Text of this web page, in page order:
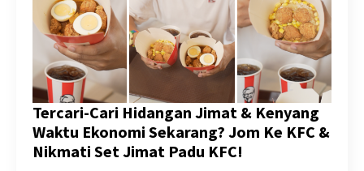
Tercari-Cari Hidangan Jimat & Kenyang
Waktu Ekonomi Sekarang? Jom Ke KFC &
Nikmati Set Jimat Padu KFC!